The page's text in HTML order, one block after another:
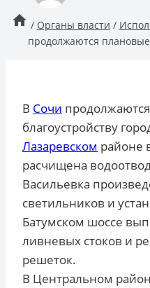
/ Органы власти /
продолжаются
В Сочи
благоустройству
Лазаревском районе
расчищена
Васильевка
светильников и
Батумском шоссе
ливневых стоков и
решеток.
В Центральном